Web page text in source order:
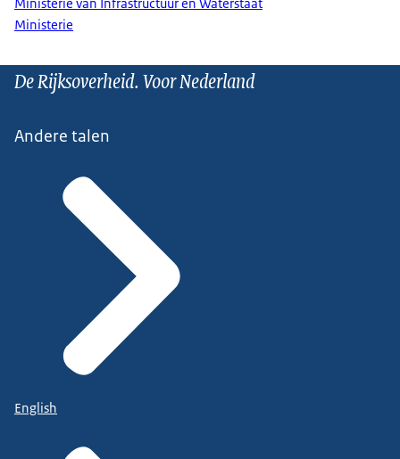
Ministerie
De Rijksoverheid. Voor Nederland
Andere talen
English